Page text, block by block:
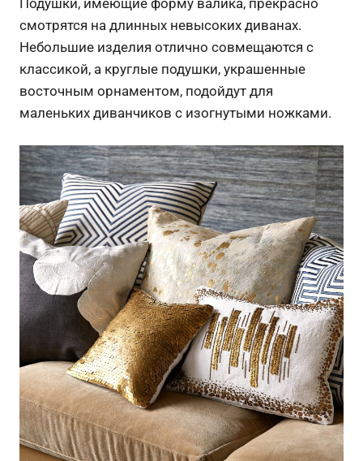
Подушки, имеющие форму валика, прекрасно
смотрятся на длинных невысоких диванах.
Небольшие изделия отлично совмещаются с
классикой, а круглые подушки, украшенные
восточным орнаментом, подойдут для
маленьких диванчиков с изогнутыми ножками.